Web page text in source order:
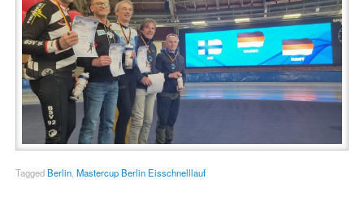
TaggedBerlin, Mastercup Berlin Eisschnelllauf